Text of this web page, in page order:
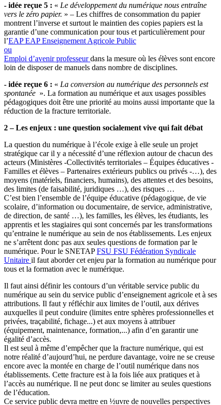
- idée reçue 5 : « Le développement du numérique nous entraîne
vers le zéro papier. » – Les chiffres de consommation du papier
montrent l’inverse et surtout le maintien des copies papiers est la
garantie d’une communication pour tous et particulièrement pour
l’EAP EAP Enseignement Agricole Public
ou
Emploi d’avenir professeur dans la mesure où les élèves sont encore
loin de disposer de manuels dans nombre de disciplines.
- idée reçue 6 : « La conversion au numérique des personnels est
spontanée ». La formation au numérique et aux usages possibles
pédagogiques doit être une priorité au moins aussi importante que la
réduction de la fracture territoriale.
2 – Les enjeux : une question socialement vive qui fait débat
La question du numérique à l’école exige à elle seule un projet
stratégique car il y a nécessité d’une réflexion autour de chacun des
acteurs (Ministères -Collectivités territoriales – Équipes éducatives -
Familles et élèves – Partenaires extérieurs publics ou privés -…), des
moyens (matériels, financiers, humains), des attentes et des besoins,
des limites (de faisabilité, juridiques …), des risques …
C’est bien l’ensemble de l’équipe éducative (pédagogique, de vie
scolaire, d’information ou documentaire, de service, administrative,
de direction, de santé …), les familles, les élèves, les étudiants, les
apprentis et les stagiaires qui sont concernés par les transformations
qu’entraine le numérique au sein de nos établissements. Les enjeux
ne s’arrêtent donc pas aux seules questions de formation par le
numérique. Pour le SNETAPFSU FSU Fédération Syndicale
Unitaire il faut aborder cet enjeu par la formation au numérique pour
tous et la formation avec le numérique.
Il faut ainsi définir les contours d’un véritable service public du
numérique au sein du service public d’enseignement agricole et à ses
attributions. Il faut y réfléchir aux limites de l’outil, aux dérives
auxquelles il peut conduire (limites entre sphères professionnelles et
privées, traçabilité, fichage...) et aux moyens à attribuer
(équipement, maintenance, formation,...) afin d’en garantir une
égalité d’accès.
Il est seul à même d’empêcher que la fracture numérique, qui est
notre réalité d’aujourd’hui, ne perdure davantage, voire ne se creuse
encore avec la montée en charge de l’outil numérique dans nos
établissements. Cette fracture est à la fois liée aux pratiques et à
l’accès au numérique. Il ne peut donc se limiter au seules questions
de l’éducation.
Ce service public devra mettre en ½uvre de nouvelles perspectives